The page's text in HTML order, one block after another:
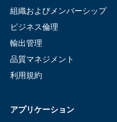
組織およびメンバーシップ
ビジネス倫理
輸出管理
品質マネジメント
利用規約
アプリケーション